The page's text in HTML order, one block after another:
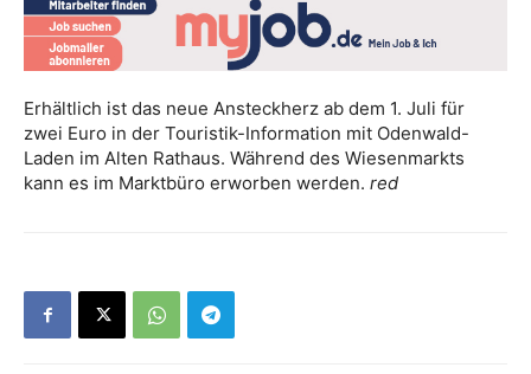
Erhältlich ist das neue Ansteckherz ab dem 1. Juli für
zwei Euro in der Touristik-Information mit Odenwald-
Laden im Alten Rathaus. Während des Wiesenmarkts
kann es im Marktbüro erworben werden. red